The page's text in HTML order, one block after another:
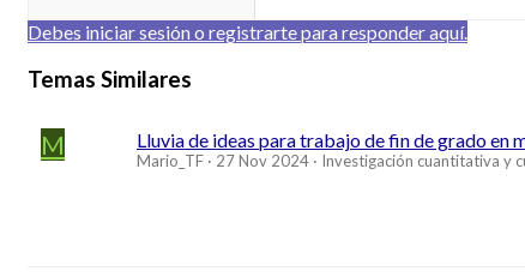
Debes iniciar sesión o registrarte para responder aquí.
Temas Similares
M Lluvia de ideas para trabajo de fin de grado en
Mario_TF 27 Nov 2024 Investigación cuantitativa y